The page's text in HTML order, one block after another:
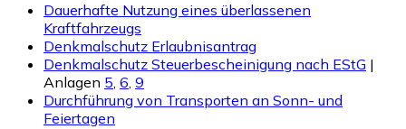
Dauerhafte Nutzung eines überlassenen
Kraftfahrzeugs
Denkmalschutz Erlaubnisantrag
Denkmalschutz Steuerbescheinigung nach EStG |
Anlagen 5, 6, 9
Durchführung von Transporten an Sonn- und
Feiertagen